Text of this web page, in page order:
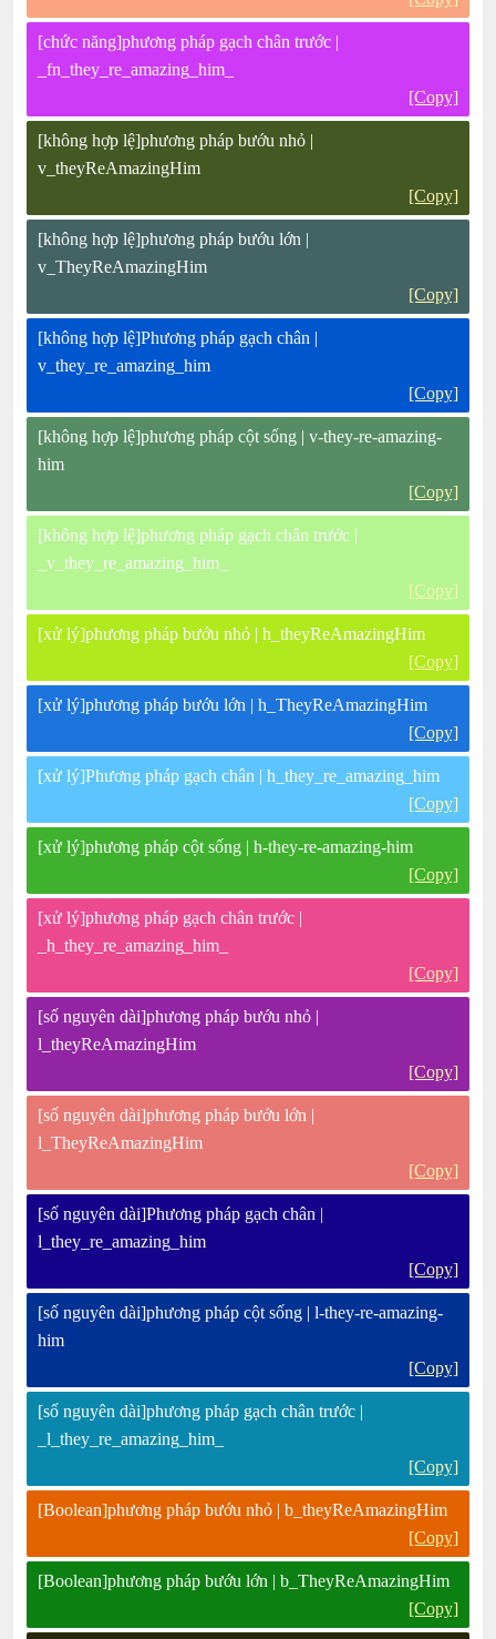
[chức năng]phương pháp gạch chân trước |
_fn_they_re_amazing_him_
[Copy]
[không hợp lệ]phương pháp bướu nhỏ |
v_theyReAmazingHim
[Copy]
[không hợp lệ]phương pháp bướu lớn |
v_TheyReAmazingHim
[Copy]
[không hợp lệ]Phương pháp gạch chân |
v_they_re_amazing_him
[Copy]
[không hợp lệ]phương pháp cột sống | v-they-re-amazing-
him
[Copy]
[không hợp lệ]phương pháp gạch chân trước |
_v_they_re_amazing_him_
[Copy]
[xử lý]phương pháp bướu nhỏ | h_theyReAmazingHim
[Copy]
[xử lý]phương pháp bướu lớn | h_TheyReAmazingHim
[Copy]
[xử lý]Phương pháp gạch chân | h_they_re_amazing_him
[Copy]
[xử lý]phương pháp cột sống | h-they-re-amazing-him
[Copy]
[xử lý]phương pháp gạch chân trước |
_h_they_re_amazing_him_
[Copy]
[số nguyên dài]phương pháp bướu nhỏ |
l_theyReAmazingHim
[Copy]
[số nguyên dài]phương pháp bướu lớn |
l_TheyReAmazingHim
[Copy]
[số nguyên dài]Phương pháp gạch chân |
l_they_re_amazing_him
[Copy]
[số nguyên dài]phương pháp cột sống | l-they-re-amazing-
him
[Copy]
[số nguyên dài]phương pháp gạch chân trước |
_l_they_re_amazing_him_
[Copy]
[Boolean]phương pháp bướu nhỏ | b_theyReAmazingHim
[Copy]
[Boolean]phương pháp bướu lớn | b_TheyReAmazingHim
[Copy]